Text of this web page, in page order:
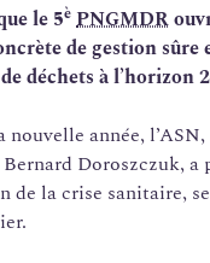
le 5è PNGMDR
de gestion sûre
déchets à l’horizon
nouvelle année,
Doroszczuk, a
de la crise sanitaire,